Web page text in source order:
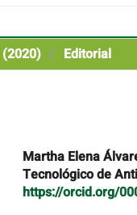
Editorial
Contenido
principal
del
artículo
Martha Elena
Tecnológico de
https://orcid.org/